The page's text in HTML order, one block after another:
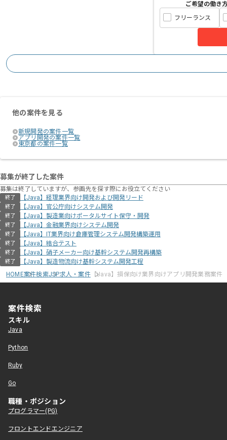
ご希望の働き
フリーランス
他の案件を見る
新規開発の案件一覧
アプリ開発の案件一覧
東京都の案件一覧
募集が終了した案件
募集は終了していますが、参画先を探す際にお役立てください
終了 【Java】経理業界向け開発および開発リード
終了 【Java】官公庁向けシステム開発
終了 【Java】製造業向けポータルサイト保守・開発
終了 【Java】金融業界向けシステム開発
終了 【Java】IT業界向け倉庫管理システム開発構築運用
終了 【Java】結合テスト
終了 【Java】硝子メーカー向け基幹システム開発再構築
終了
【Java】製造物流向け基幹システム開発工程
HOME案件検索JSP求人・案件【Java】損保向け業界向けアプリ開発業務案件
案件検索
スキル
Java
Python
Ruby
Go
職種・ポジション
プログラマー(PG)
フロントエンドエンジニア